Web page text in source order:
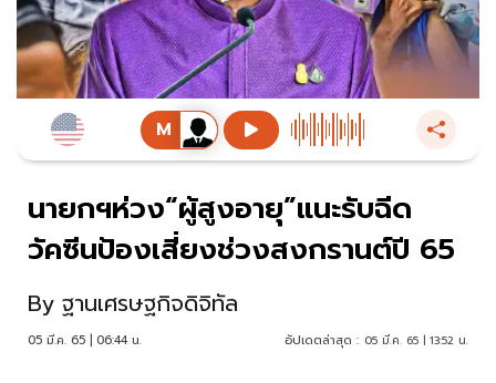
นายกฯห่วง“ผู้สูงอายุ”แนะรับฉีด
วัคซีนป้องเสี่ยงช่วงสงกรานต์ปี 65
By ฐานเศรษฐกิจดิจิทัล
05 มี.ค. 65 | 06:44 น. อัปเดตล่าสุด : 05 มี.ค. 65 | 13:52 น.